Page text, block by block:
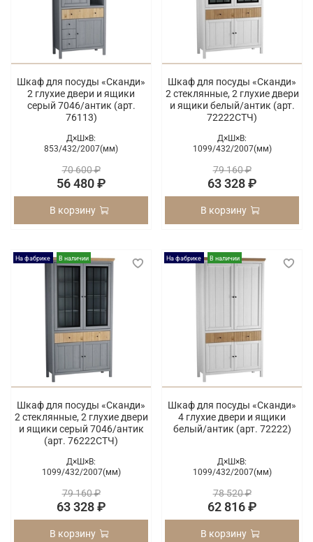
Шкаф для посуды «Сканди»
2 глухие двери и ящики
серый 7046/антик (арт.
76113)
Д×Ш×В:
853/432/2007(мм)
70 600 ₽
56 480 ₽
В корзину
Шкаф для посуды «Сканди»
2 стеклянные, 2 глухие двери
и ящики белый/антик (арт.
72222СТЧ)
Д×Ш×В:
1099/432/2007(мм)
79 160 ₽
63 328 ₽
В корзину
На фабрике В наличии
Шкаф для посуды «Сканди»
2 стеклянные, 2 глухие двери
и ящики серый 7046/антик
(арт. 76222СТЧ)
Д×Ш×В:
1099/432/2007(мм)
79 160 ₽
63 328 ₽
В корзину
На фабрике В наличии
Шкаф для посуды «Сканди»
4 глухие двери и ящики
белый/антик (арт. 72222)
Д×Ш×В:
1099/432/2007(мм)
78 520 ₽
62 816 ₽
В корзину